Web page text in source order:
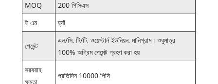
MOQ
200 পিসিএস
ই এম
হ্যাঁ
পেমেন্ট
এল/সি, টি/টি, ওয়েস্টার্ন ইউনিয়ন, মানিগ্রাম। শুধুমাত্র
100% অগ্রিম পেমেন্ট গ্রহণ করা হয়
সরবরাহ
ক্ষমতা
প্রতিদিন 10000 পিসি